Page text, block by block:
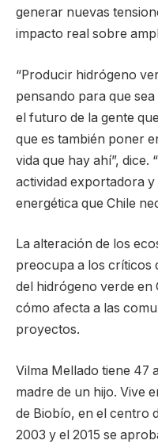
generar nuevas
impacto real sobre
“Producir hidrógeno
pensando para que
el futuro de la gente
que es también poner
vida que hay ahí”, dice.
actividad exportadora
energética que Chile
La alteración de los
preocupa a los críticos
del hidrógeno verde en
cómo afecta a las
proyectos.
Vilma Mellado tiene 47
madre de un hijo. Vive
de Biobío, en el centro
2003 y el 2015 se